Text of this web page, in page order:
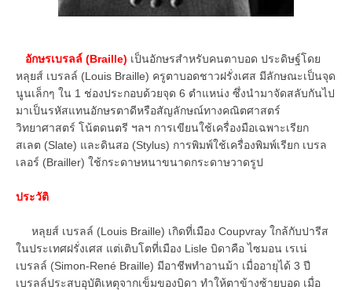
อักษรเบรลล์ (Braille) เป็นอักษรสำหรับคนตาบอด ประดิษฐ์โดย
หลุยส์ เบรลล์ (Louis Braille) ครูตาบอดชาวฝรั่งเศส มีลักษณะเป็นจุด
นูนเล็กๆ ใน 1 ช่องประกอบด้วยจุด 6 ตำแหน่ง ซึ่งนำมาจัดสลับกันไป
มาเป็นรหัสแทนอักษรตาดีหรือสัญลักษณ์ทางคณิตศาสตร์
วิทยาศาสตร์ โน้ตดนตรี ฯลฯ การเขียนใช้เครื่องมือเฉพาะเรียก
สเลต (Slate) และดินสอ (Stylus) การพิมพ์ใช้เครื่องพิมพ์เรียก เบรล
เลอร์ (Brailler) ใช้กระดาษหนาขนาดกระดาษวาดรูป
ประวัติ
หลุยส์ เบรลล์ (Louis Braille) เกิดที่เมือง Coupvray ใกล้กับปารีส
ในประเทศฝรั่งเศส แต่เติบโตที่เมือง Lisle บิดาคือ ไซมอน เรเน่
เบรลล์ (Simon-René Braille) มีอาชีพทำอานม้า เมื่ออายุได้ 3 ปี
เบรลล์ประสบอุบัติเหตุจากเข็มของบิดา ทำให้ตาข้างซ้ายบอด เมื่อ